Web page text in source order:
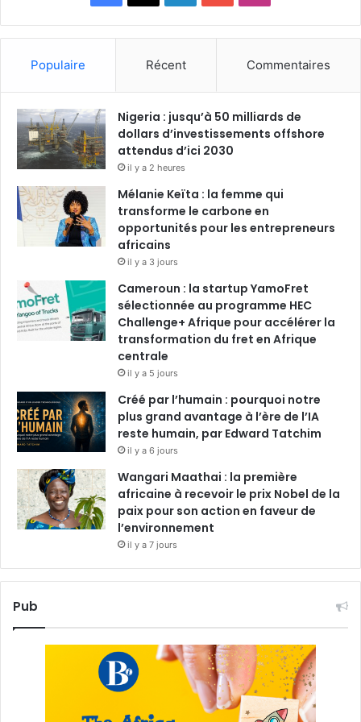
a
b
o
k
i
e
d
n
o
u
b
n
a
a
Populaire Récent Commentaires
Nigeria : jusqu’à 50 milliards de
dollars d’investissements offshore
attendus d’ici 2030
il y a 2 heures
Mélanie Keïta : la femme qui
transforme le carbone en
opportunités pour les entrepreneurs
africains
il y a 3 jours
Cameroun : la startup YamoFret
sélectionnée au programme HEC
Challenge+ Afrique pour accélérer la
transformation du fret en Afrique
centrale
il y a 5 jours
Créé par l’humain : pourquoi notre
plus grand avantage à l’ère de l’IA
reste humain, par Edward Tatchim
il y a 6 jours
Wangari Maathai : la première
africaine à recevoir le prix Nobel de la
paix pour son action en faveur de
l’environnement
il y a 7 jours
Pub